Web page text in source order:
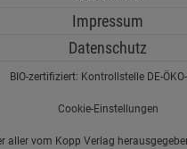
Impressum
Datenschutz
BIO-zertifiziert: Kontrollstelle DE-
Cookie-Einstellungen
aller vom Kopp Verlag